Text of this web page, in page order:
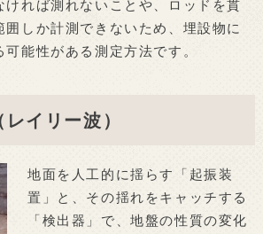
ければ測れないことや、ロッドを貫
囲しか計測できないため、埋設物に
能性がある測定方法です。
イリー波）
地面を人工的に揺らす「起振装
置」と、その揺れをキャッチする
「検出器」で、地盤の性質の変化